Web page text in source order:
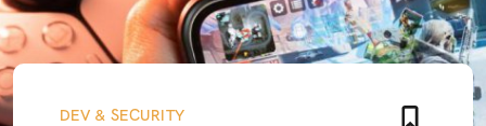
DEV & SECURITY